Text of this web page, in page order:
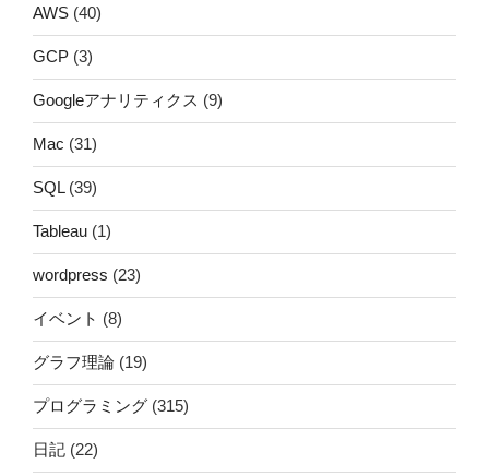
AWS (40)
GCP (3)
Googleアナリティクス (9)
Mac (31)
SQL(39)
Tableau (1)
wordpress (23)
イベント (8)
グラフ理論 (19)
プログラミング (315)
日記 (22)